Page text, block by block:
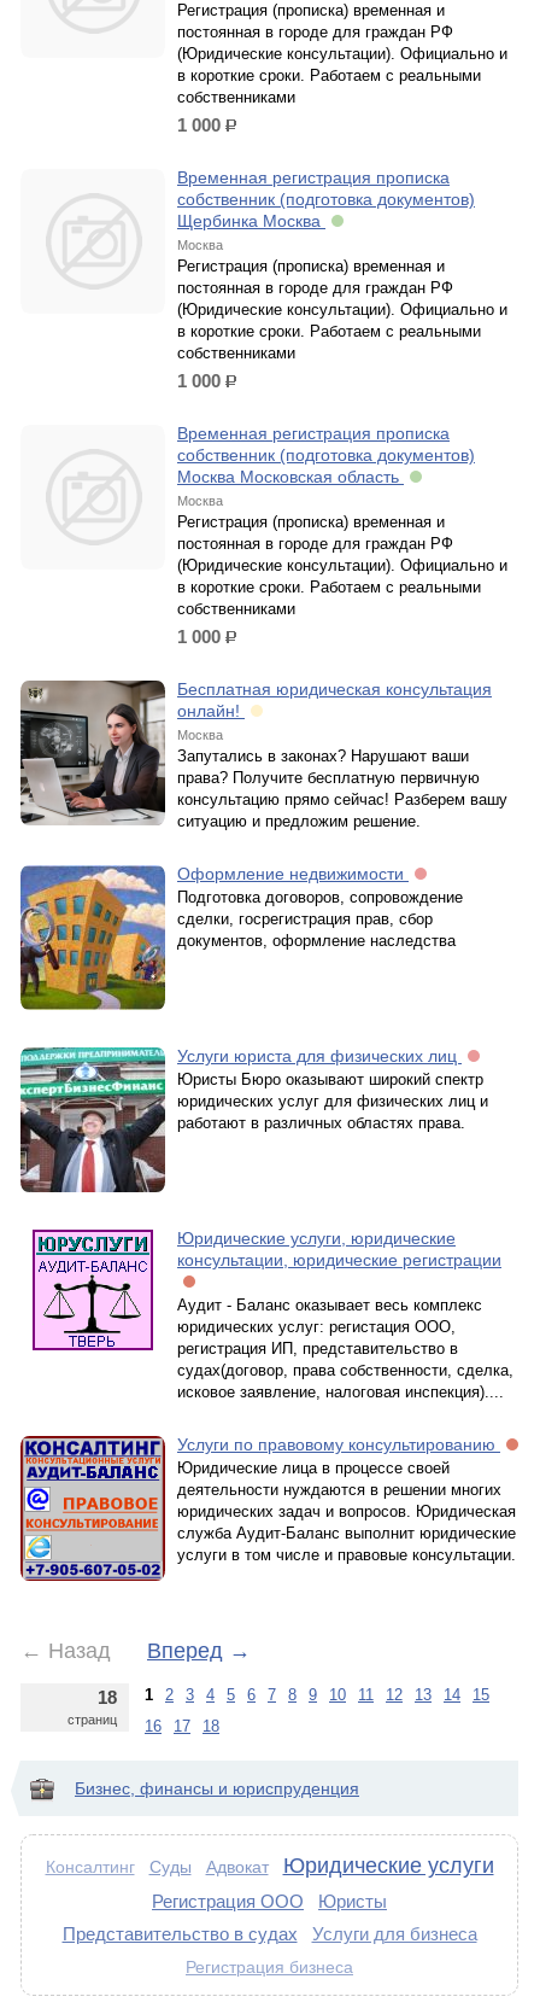
Регистрация (прописка) временная и
постоянная в городе для граждан РФ
(Юридические консультации). Официально и
в короткие сроки. Работаем с реальными
собственниками
1 000 р.
Временная регистрация прописка
собственник (подготовка документов)
Щербинка Москва
Москва
Регистрация (прописка) временная и
постоянная в городе для граждан РФ
(Юридические консультации). Официально и
в короткие сроки. Работаем с реальными
собственниками
1 000 р.
Временная регистрация прописка
собственник (подготовка документов)
Москва Московская область
Москва
Регистрация (прописка) временная и
постоянная в городе для граждан РФ
(Юридические консультации). Официально и
в короткие сроки. Работаем с реальными
собственниками
1 000 р.
Бесплатная юридическая консультация
онлайн!
Москва
Запутались в законах? Нарушают ваши
права? Получите бесплатную первичную
консультацию прямо сейчас! Разберем вашу
ситуацию и предложим решение.
Оформление недвижимости
Подготовка договоров, сопровождение
сделки, госрегистрация прав, сбор
документов, оформление наследства
Услуги юриста для физических лиц
Юристы Бюро оказывают широкий спектр
юридических услуг для физических лиц и
работают в различных областях права.
Юридические услуги, юридические
консультации, юридические регистрации
Аудит - Баланс оказывает весь комплекс
юридических услуг: регистация ООО,
регистрация ИП, представительство в
судах(договор, права собственности, сделка,
исковое заявление, налоговая инспекция)....
Услуги по правовому консультированию
Юридические лица в процессе своей
деятельности нуждаются в решении многих
юридических задач и вопросов. Юридическая
служба Аудит-Баланс выполнит юридические
услуги в том числе и правовые консультации.
← Назад Вперед →
18
страниц
1 2 3 4 5 6 7 8 9 10 11 12 13 14
15
16
17 18
Бизнес, финансы и юриспруденция
Консалтинг Суды Адвокат Юридические услуги
Регистрация ООО
Юристы
Представительство в судах
Услуги для бизнеса
Регистрация бизнеса